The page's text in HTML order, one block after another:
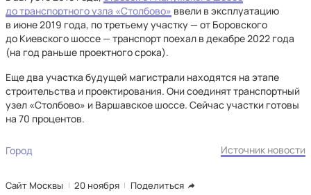
до транспортного узла «Столбово» ввели в эксплуатацию
в июне 2019 года, по третьему участку — от Боровского
до Киевского шоссе — транспорт поехал в декабре 2022 года
(на год раньше проектного срока).
Еще два участка будущей магистрали находятся на этапе
строительства и проектирования. Они соединят транспортный
узел «Столбово» и Варшавское шоссе. Сейчас участки готовы
на 70 процентов.
Город Источник новости
Сайт Москвы 20 ноября Поделиться